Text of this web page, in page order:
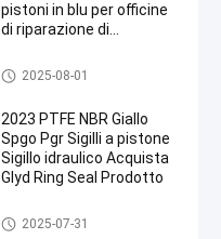
pistoni in blu per officine
di riparazione di
Guarnizione del pistone
2025-08-01
2023 PTFE NBR Giallo
Spgo Pgr Sigilli a pistone
Sigillo idraulico Acquista
Glyd Ring Seal Prodotto
Guarnizione del pistone
2025-07-31